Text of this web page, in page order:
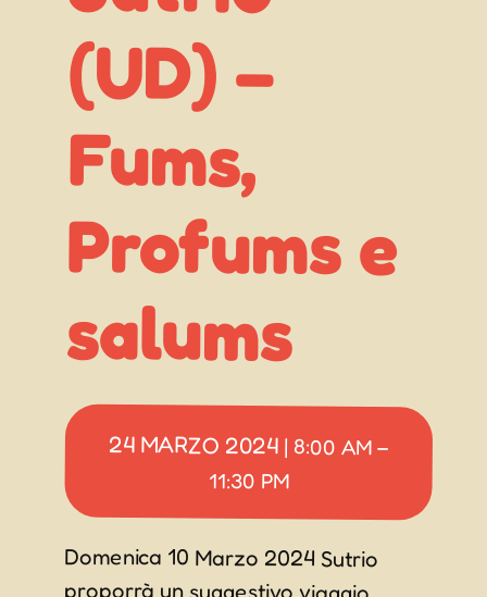
(UD) –
Fums,
salums
24 MARZO 2024 | 8:00 AM –
11:30 PM
Domenica 10 Marzo 2024 Sutrio
proporrà un suggestivo viaggio
gastronomico alla scoperta dei
salumi, immancabili prodotti della
tavola carnica, interpretati in modo
diverso da ogni azienda e paese.
Potrete scoprire le insolite
alternative di salumi e alcuni piatti
accompagnati da ricercati vini del
Friuli Venezia Giulia. L’attività
salumiera in Carnia è sempre stata
familiare e ha sentito l’influsso della
vicina Austria. La varietà dei salumi
era dovuta alle caratteristiche fisiche
del luogo: l’isolamento per le
difficoltose vie di comunicazione e lo
stesso carattere chiuso e diffidente
della gente hanno fatto sì che quasi
caratteristica nel preparare i salumi
o, addirittura, salumi unici, tipici del
posto. Caratteristica costante è
l’affumicatura, fatta allo scopo di
conservazione. Precursori furono i
Celti i quali, non conoscendo il sale,
avevano aquisito la capacità di
conservare i prodotti attraverso